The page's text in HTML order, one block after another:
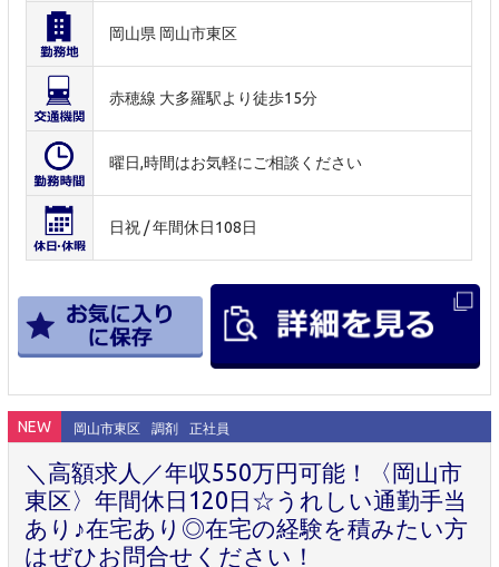
岡山県 岡山市東区
赤穂線 大多羅駅より徒歩15分
曜日,時間はお気軽にご相談ください
日祝 / 年間休日108日
NEW 岡山市東区 調剤 正社員
＼高額求人／年収550万円可能！〈岡山市
東区〉年間休日120日☆うれしい通勤手当
あり♪在宅あり◎在宅の経験を積みたい方
はぜひお問合せください！